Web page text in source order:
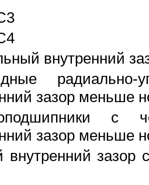
внутренний
радиально-
зазор меньше
с
зазор меньше
внутренний зазор